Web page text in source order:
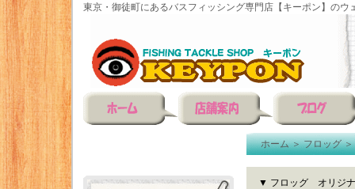
東京・御徒町にあるバスフィッシング専門店【キーポン】のウ
ホーム＞フロッグ＞
▼ フロッグ オリジ